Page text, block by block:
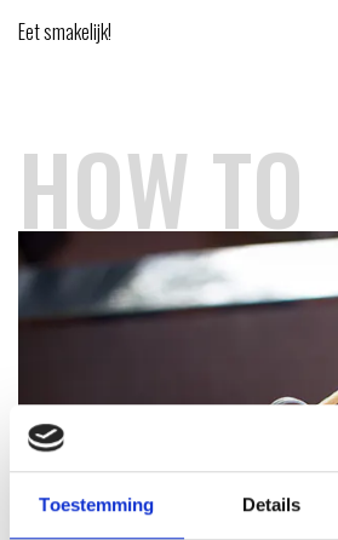
Toestemming Details
Eet smakelijk!
HOW TO